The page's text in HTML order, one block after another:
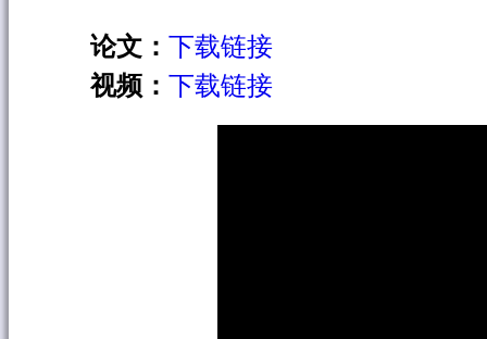
论文： 下载链接
视频： 下载链接